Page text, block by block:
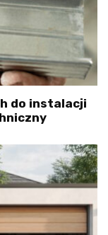
do instalacji